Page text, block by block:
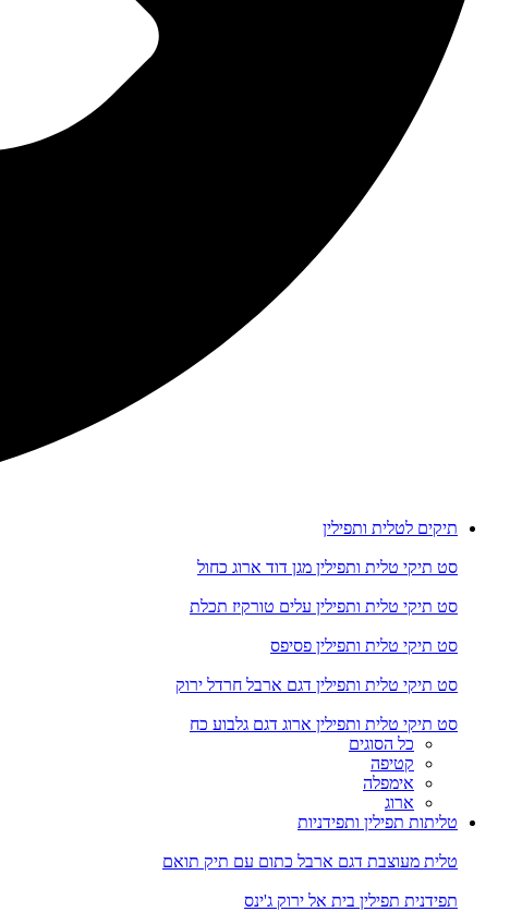
תיקים לטלית ותפילין
סט תיקי טלית ותפילין מגן דוד ארוג כחול
סט תיקי טלית ותפילין עלים טורקיז תכלת
סט תיקי טלית ותפילין פסיפס
סט תיקי טלית ותפילין דגם ארבל חרדל ירוק
סט תיקי טלית ותפילין ארוג דגם גלבוע כח
כל הסוגים
קטיפה
אימפלה
ארוג
טליתות תפילין ותפידניות
טלית מעוצבת דגם ארבל כתום עם תיק תואם
תפידנית תפילין בית אל ירוק ג'ינס